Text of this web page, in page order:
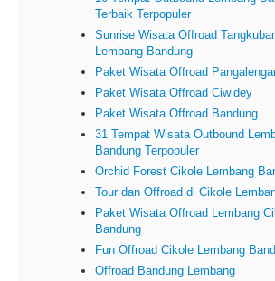
Terbaik Terpopuler
Sunrise Wisata Offroad
Lembang Bandung
Paket Wisata Offroad
Paket Wisata Offroad Ciwidey
Paket Wisata Offroad Bandung
31 Tempat Wisata Outbound
Bandung Terpopuler
Orchid Forest Cikole Lembang
Tour dan Offroad di Cikole
Paket Wisata Offroad Lembang
Bandung
Fun Offroad Cikole Lembang
Offroad Bandung Lembang